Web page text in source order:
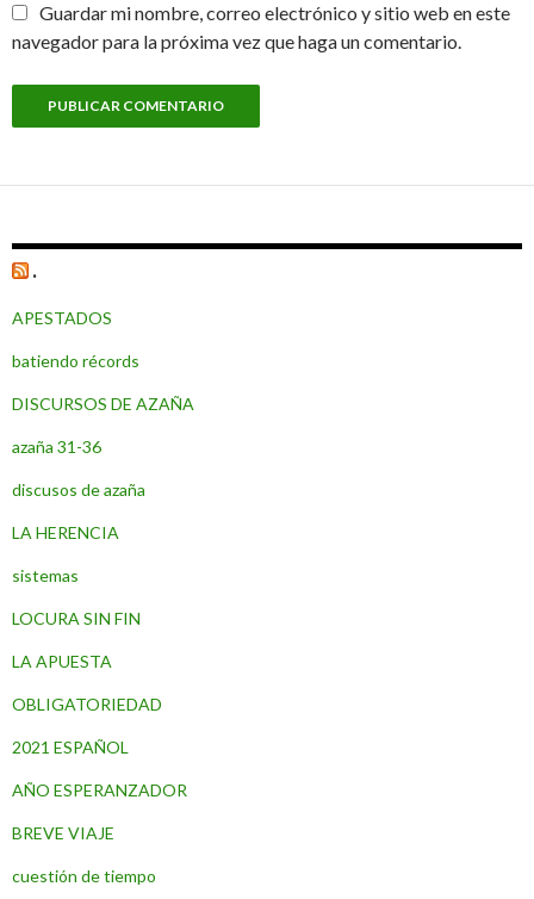
Guardar mi nombre, correo electrónico y sitio web en este
navegador para la próxima vez que haga un comentario.
.
APESTADOS
batiendo récords
DISCURSOS DE AZAÑA
azaña 31-36
discusos de azaña
LA HERENCIA
sistemas
LOCURA SIN FIN
LA APUESTA
OBLIGATORIEDAD
2021 ESPAÑOL
AÑO ESPERANZADOR
BREVE VIAJE
cuestión de tiempo